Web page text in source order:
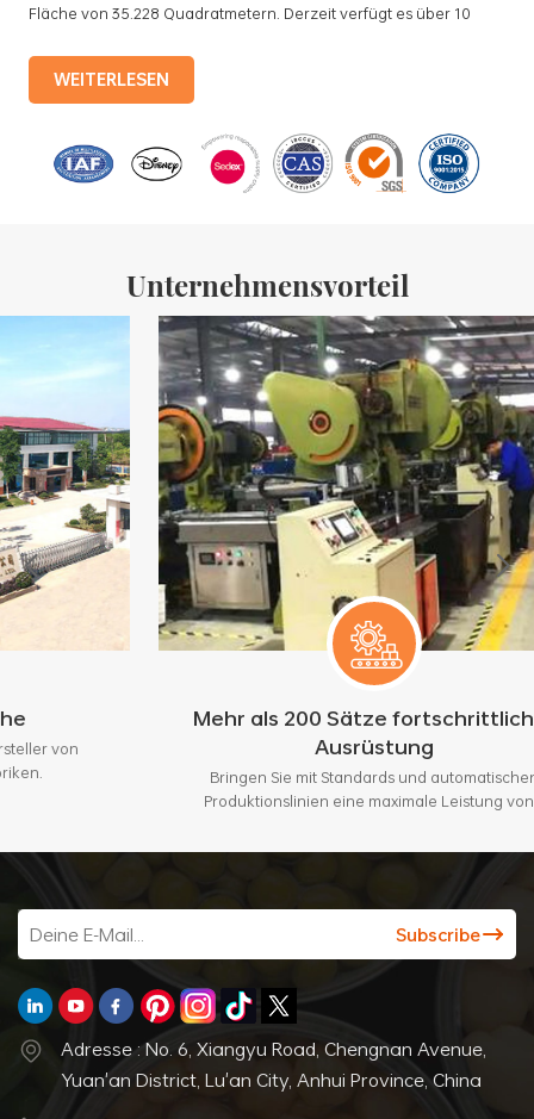
Fläche von 35.228 Quadratmetern. Derzeit verfügt es über 10
Produktionslinien mit einer monatlichen Produktion von 3,5
Millionen Eisenkisten. Zu den Produkten des Unternehmens
Werbegeschenkdosen und Weißblechschalen usw.
Standardisierte Produktionslinien und 15 vollautomatische
WEITERLESEN
Unternehmensvorteil
Mehr als 200 Sätze fortschrittlicher
Ausrüstung
Bringen Sie mit Standards und automatischen
Produktionslinien eine maximale Leistung von 3
Adresse : No. 6, Xiangyu Road, Chengnan Avenue,
Yuan'an District, Lu'an City, Anhui Province, China